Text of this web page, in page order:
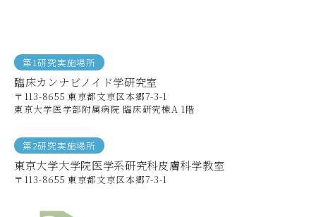
第1研究実施場所
臨床カンナビノイド学研究室
〒113-8655 東京都文京区本郷7-3-1
東京大学医学部附属病院 臨床研究棟A 1階
第2研究実施場所
東京大学大学院医学系研究科皮膚科学教室
〒113-8655 東京都文京区本郷7-3-1